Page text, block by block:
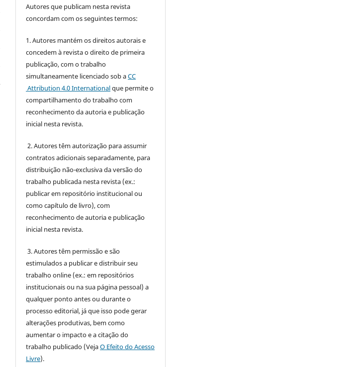
Autores que publicam nesta revista
concordam com os seguintes termos:
1. Autores mantém os direitos autorais e
concedem à revista o direito de primeira
publicação, com o trabalho
simultaneamente licenciado sob aCC
Attribution 4.0 Internationalque permite o
compartilhamento do trabalho com
reconhecimento da autoria e publicação
inicial nesta revista.
2. Autores têm autorização para assumir
contratos adicionais separadamente, para
distribuição não-exclusiva da versão do
trabalho publicada nesta revista (ex.:
publicar em repositório institucional ou
como capítulo de livro), com
reconhecimento de autoria e publicação
inicial nesta revista.
3. Autores têm permissão e são
estimulados a publicar e distribuir seu
trabalho online (ex.: em repositórios
institucionais ou na sua página pessoal) a
qualquer ponto antes ou durante o
processo editorial, já que isso pode gerar
alterações produtivas, bem como
aumentar o impacto e a citação do
trabalho publicado (VejaO Efeito do Acesso
Livre).